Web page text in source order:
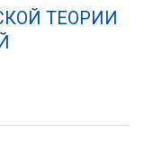
ТЕОРИИ